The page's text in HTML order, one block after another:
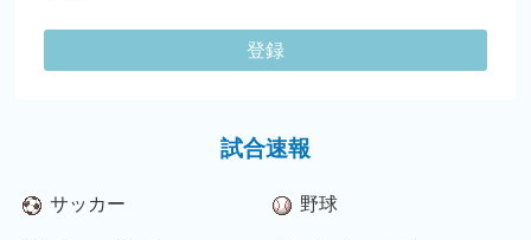
登録
試合速報
サッカー 野球